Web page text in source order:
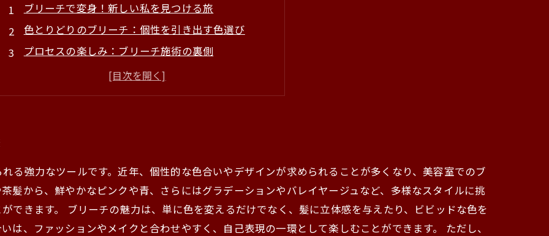
ブリーチで変身！新しい私を見つける旅
色とりどりのブリーチ：個性を引き出す色選び
プロセスの楽しみ：ブリーチ施術の裏側
ブリーチで創るスタイル：何ができるのか？
新たな自分を発見！ブリーチスタイルの魅力
る強力なツールです。近年、個性的な色合いやデザインが求められることが多くなり、美容室でのブ
髪から、鮮やかなピンクや青、さらにはグラデーションやバレイヤージュなど、多様なスタイルに挑
できます。 ブリーチの魅力は、単に色を変えるだけでなく、髪に立体感を与えたり、ビビッドな色を
は、ファッションやメイクと合わせやすく、自己表現の一環として楽しむことができます。 ただし、